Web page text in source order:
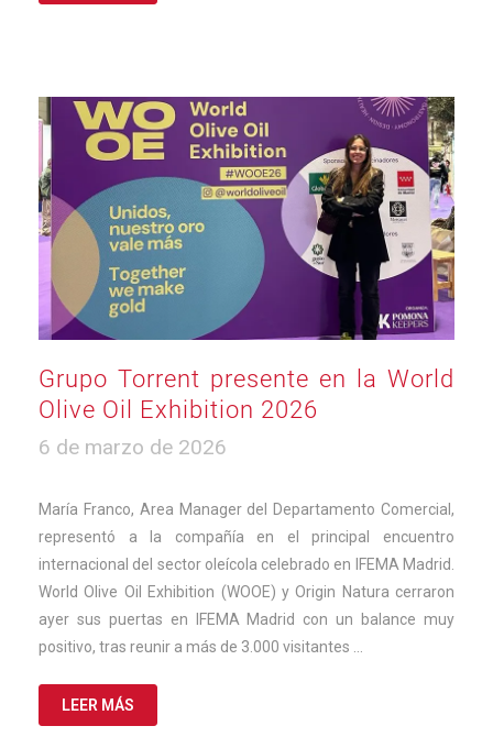
Grupo Torrent presente en la World
Olive Oil Exhibition 2026
6 de marzo de 2026
de
2026
María Franco, Area Manager del Departamento Comercial,
representó a la compañía en el principal encuentro
internacional del sector oleícola celebrado en IFEMA Madrid.
World Olive Oil Exhibition (WOOE) y Origin Natura cerraron
ayer sus puertas en IFEMA Madrid con un balance muy
positivo, tras reunir a más de 3.000 visitantes …
LEER MÁS